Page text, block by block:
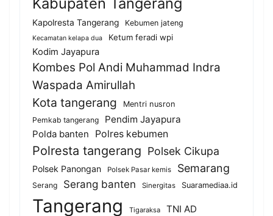
Kapolresta Tangerang Kebumen jateng
Kecamatan kelapa dua Ketum feradi wpi
Kodim Jayapura
Kombes Pol Andi Muhammad Indra
Waspada Amirullah
Kota tangerang
Mentri nusron
Pemkab tangerang
Pendim Jayapura
Polda banten
Polres kebumen
Polresta tangerang Polsek Cikupa
Polsek Panongan Polsek Pasar kemis Semarang
Serang Serang banten Sinergitas Suaramediaa.id
Tangerang Tigaraksa
TNI AD